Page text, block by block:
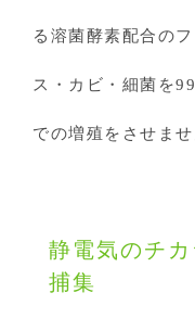
る溶菌酵素配合の
ス・カビ・細菌を
での増殖をさせませ
静電気のチ
捕集